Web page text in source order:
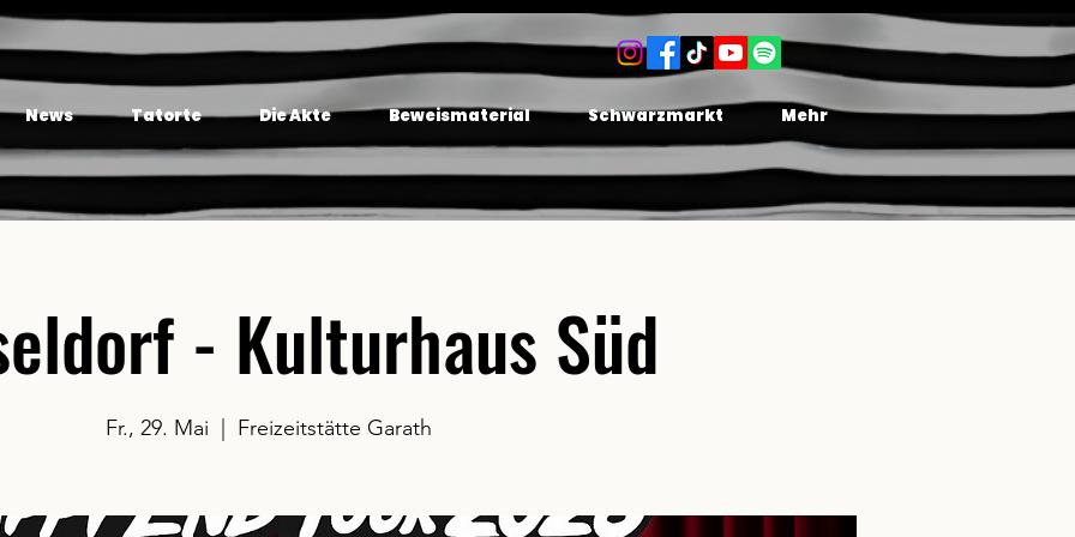
News Tatorte Die Akte Beweismaterial Schwarzmarkt Mehr
- Kulturhaus Süd
Fr., 29. Mai Freizeitstätte Garath